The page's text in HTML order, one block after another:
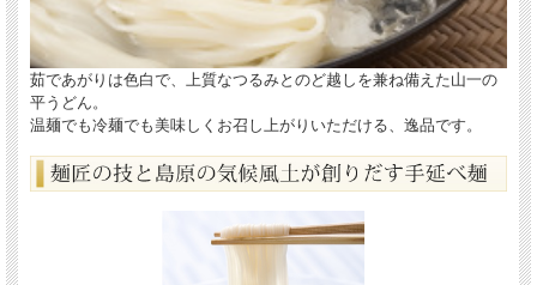
茹であがりは色白で、上質なつるみとのど越しを兼ね備えた山一の
平うどん。
温麺でも冷麺でも美味しくお召し上がりいただける、逸品です。